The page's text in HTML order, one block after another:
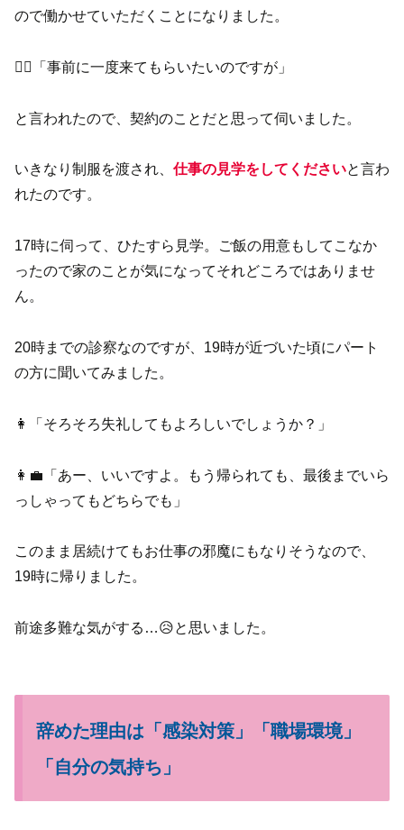
ので働かせていただくことになりました。
🧑‍⚕️「事前に一度来てもらいたいのですが」
と言われたので、契約のことだと思って伺いました。
いきなり制服を渡され、 仕事の見学をしてくださいと言わ
れたのです。
17時に伺って、ひたすら見学。ご飯の用意もしてこなか
ったので家のことが気になってそれどころではありませ
ん。
20時までの診察なのですが、19時が近づいた頃にパート
の方に聞いてみました。
👩「そろそろ失礼してもよろしいでしょうか？」
👩‍💼「あー、いいですよ。もう帰られても、最後までいら
っしゃってもどちらでも」
このまま居続けてもお仕事の邪魔にもなりそうなので、
19時に帰りました。
前途多難な気がする…😥と思いました。
辞めた理由は「感染対策」「職場環境」
「自分の気持ち」